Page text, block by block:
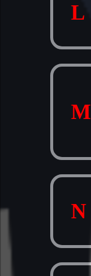
L
M
N